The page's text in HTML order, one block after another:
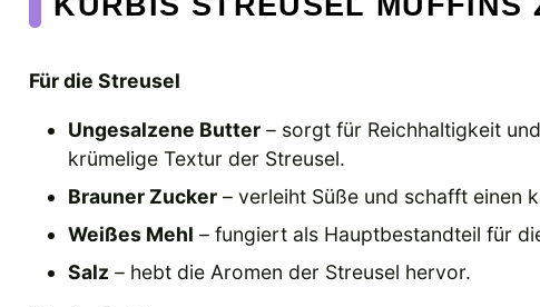
Für die Streusel
Ungesalzene Butter – sorgt für Reichhaltigkeit
krümelige Textur der Streusel.
Brauner Zucker – verleiht Süße und schafft einen
Weißes Mehl – fungiert als Hauptbestandteil für
Salz – hebt die Aromen der Streusel hervor.